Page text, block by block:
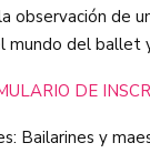
observación de
del ballet
DE
Bailarines y